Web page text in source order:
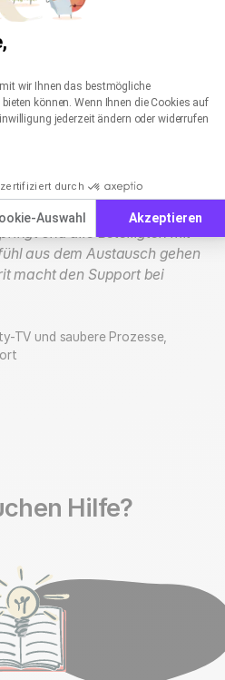
Passen
wir Ihnen das bestmögliche
können. Wenn Ihnen die Cookies auf
jederzeit ändern oder widerrufen
durch
Auswahl Akzeptieren
consent
rapidmail
mich, dass ich nicht nur mit
sondern auch meine
und alle Beteiligten mit
aus dem Austausch gehen
macht den Support bei
TV und saubere Prozesse,
Hilfe?